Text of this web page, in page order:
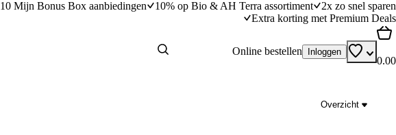
10 Mijn Bonus Box aanbiedingen 10% op Bio & AH Terra assortiment
2x zo snel sparen
Extra korting met Premium Deals
Online bestellen Inloggen
0.00
Overzicht